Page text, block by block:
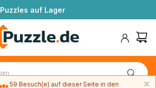
Puzzles auf Lager
×
59 Besuch(e) auf dieser Seite in den